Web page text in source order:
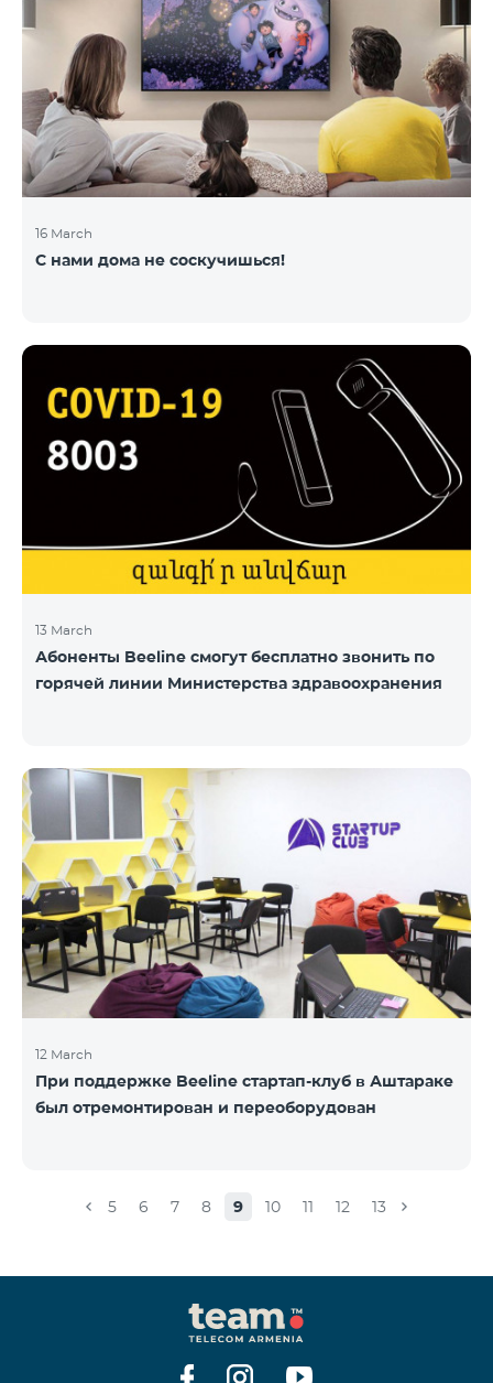
16 March
С нами дома не соскучишься!
13 March
Абоненты Beeline смогут бесплатно звонить по
горячей линии Министерства здравоохранения
12 March
При поддержке Beeline стартап-клуб в Аштараке
был отремонтирован и переоборудован
5 6 7 8 9 10 11 12 13